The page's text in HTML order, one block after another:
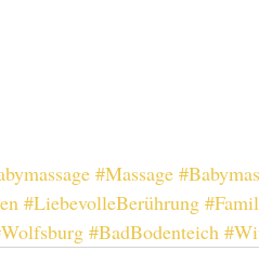
#Massage
#LiebevolleBerührung
#BadBodenteich